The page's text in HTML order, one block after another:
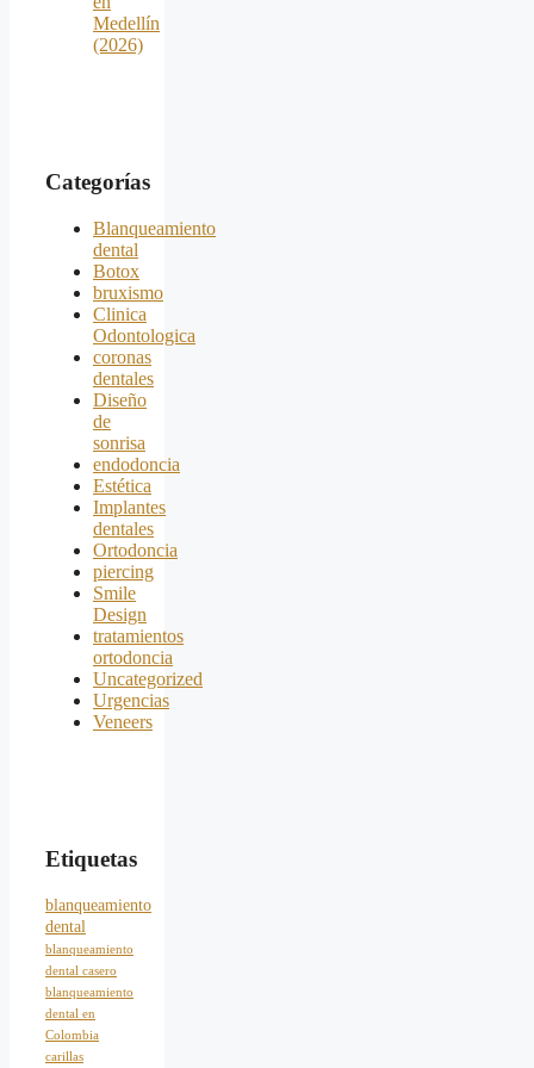
Medellín
(2026)
Categorías
Blanqueamiento
dental
Botox
bruxismo
Clinica
Odontologica
coronas
dentales
Diseño
de
sonrisa
endodoncia
Estética
Implantes
dentales
Ortodoncia
piercing
Smile
Design
tratamientos
ortodoncia
Uncategorized
Urgencias
Veneers
Etiquetas
blanqueamiento
dental
blanqueamiento
dental casero
blanqueamiento
dental en
Colombia
carillas